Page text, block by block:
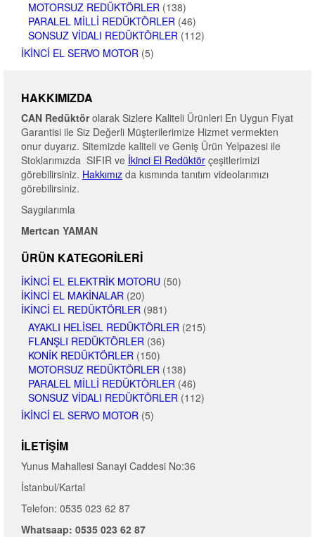
MOTORSUZ REDÜKTÖRLER (138)
PARALEL MILLI REDÜKTÖRLER (46)
SONSUZ VIDALI REDÜKTÖRLER (112)
İKINCI EL SERVO MOTOR (5)
HAKKIMIZDA
CAN Redüktörolarak Sizlere Kaliteli Ürünleri En Uygun Fiyat
Garantisi ile Siz Değerli Müşterilerimize Hizmet vermekten
onur duyarız. Sitemizde kaliteli ve Geniş Ürün Yelpazesi ile
Stoklarımızda SIFIR ve İkinci El Redüktör çeşitlerimizi
görebilirsiniz. Hakkımız da kısmında tanıtım videolarımızı
görebilirsiniz.
Saygılarımla
Mertcan YAMAN
ÜRÜN KATEGORILERI
İKINCI EL ELEKTRIK MOTORU (50)
İKINCI EL MAKINALAR (20)
İKINCI EL REDÜKTÖRLER (981)
AYAKLI HELISEL REDÜKTÖRLER (215)
FLANŞLI REDÜKTÖRLER (36)
KONIK REDÜKTÖRLER (150)
MOTORSUZ REDÜKTÖRLER (138)
PARALEL MILLI REDÜKTÖRLER (46)
SONSUZ VIDALI REDÜKTÖRLER (112)
İKINCI EL SERVO MOTOR (5)
İLETIŞIM
Yunus Mahallesi Sanayi Caddesi No:36
İstanbul/Kartal
Telefon: 0535 023 62 87
Whatsaap: 0535 023 62 87